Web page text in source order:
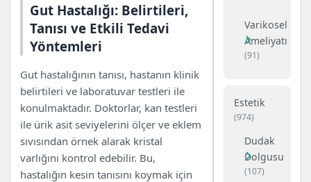
Gut Hastalığı: Belirtileri,
Tanısı ve Etkili Tedavi
Yöntemleri
Gut hastalığının tanısı, hastanın klinik
belirtileri ve laboratuvar testleri ile
konulmaktadır. Doktorlar, kan testleri
ile ürik asit seviyelerini ölçer ve eklem
sıvısından örnek alarak kristal
varlığını kontrol edebilir. Bu,
hastalığın kesin tanısını koymak için
Varikosel
Ameliyatı
(91)
Estetik
(974)
Dudak
Dolgusu
(107)